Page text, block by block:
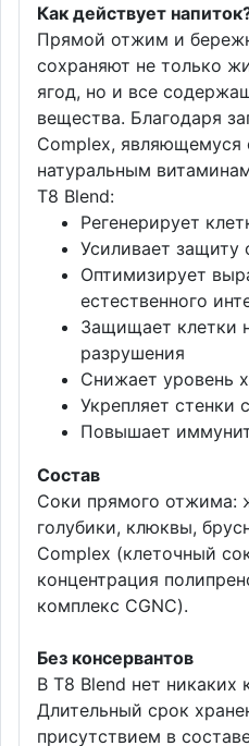
Как действует
Прямой отжим и
сохраняют не только
ягод, но и все
вещества. Благодаря
Complex, являющемуся
натуральным
T8 Blend:
Регенерирует
Усиливает защиту
Оптимизирует
естественного
Защищает клетки
разрушения
Снижает уровень
Укрепляет стенки
Повышает
Состав
Соки прямого отжима:
голубики, клюквы,
Complex (клеточный
концентрация
комплекс CGNC).
Без консервантов
В Т8 Blend нет никаких
Длительный срок
присутствием в